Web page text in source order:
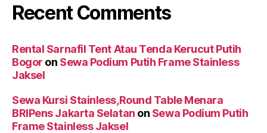
Recent Comments
Rental Sarnafil Tent Atau Tenda Kerucut Putih
Bogor on Sewa Podium Putih Frame Stainless
Jaksel
Sewa Kursi Stainless,Round Table Menara
BRIPens Jakarta Selatan on Sewa Podium Putih
Frame Stainless Jaksel